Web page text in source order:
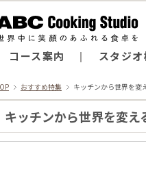
コース案内 スタジオ
おすすめ特集 キッチンから世界を変
キッチンから世界を変